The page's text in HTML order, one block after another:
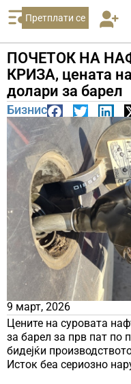
Претплати се
ПОЧЕТОК НА
КРИЗА, цената
долари за барел
Бизнис
9 март, 2026
Цените на суровата
за барел за прв пат по
бидејќи
Исток беа сериозно